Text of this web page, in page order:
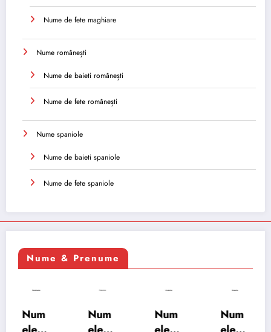
Nume de fete maghiare
Nume românești
Nume de baieti românești
Nume de fete românești
Nume spaniole
Nume de baieti spaniole
Nume de fete spaniole
Nume & Prenume
Num
Num
Num
Num